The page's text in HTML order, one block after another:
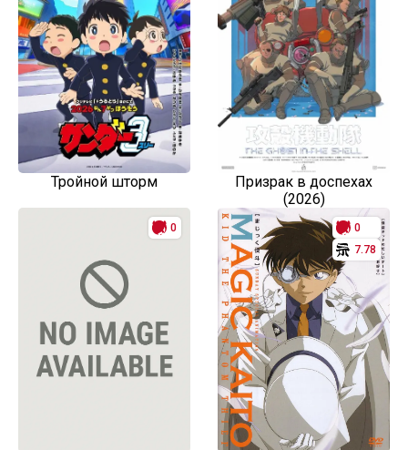
Тройной шторм
Призрак в доспехах
(2026)
0
0
7.78